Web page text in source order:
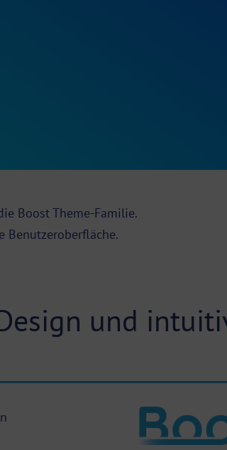
Boost Theme-Familie.
Benutzeroberfläche.
und